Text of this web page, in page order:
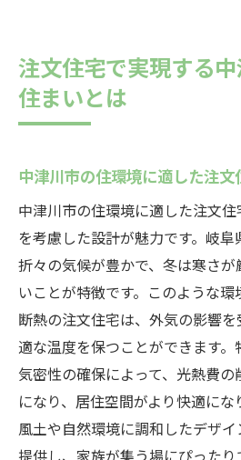
注文住宅で実現する
住まいとは
中津川市の住環境に適した注文
中津川市の住環境に適した注文
を考慮した設計が魅力です。岐
折々の気候が豊かで、冬は寒さ
いことが特徴です。このような
断熱の注文住宅は、外気の影響
適な温度を保つことができます
気密性の確保によって、光熱費
になり、居住空間がより快適に
風土や自然環境に調和したデザ
提供し、家族が集う場にぴった